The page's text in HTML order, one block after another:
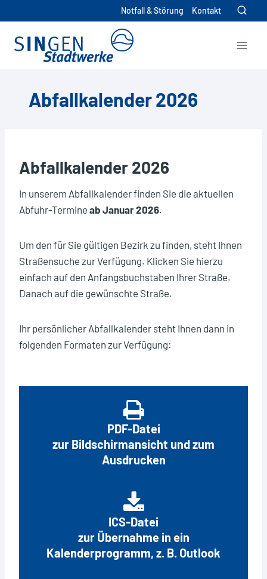
Inhalt
springen
Notfall & Störung Kontakt
Abfallkalender 2026
Abfallkalender 2026
In unserem Abfallkalender finden Sie die aktuellen
Abfuhr-Termine ab Januar 2026.
Um den für Sie gültigen Bezirk zu finden, steht Ihnen
Straßensuche zur Verfügung. Klicken Sie hierzu
einfach auf den Anfangsbuchstaben Ihrer Straße.
Danach auf die gewünschte Straße.
Ihr persönlicher Abfallkalender steht Ihnen dann in
folgenden Formaten zur Verfügung:
PDF-Datei
zur Bildschirmansicht und zum
Ausdrucken
ICS-Datei
zur Übernahme in ein
Kalenderprogramm, z. B. Outlook
Hier können Sie ihre individuelle
Format herunterladen.
Bitte wählen Sie die Abfallarten aus, die Sie
verwenden möchten.
Altpapier
Gelbe Tonne
Restmüllabfuhr (schwarzer Deckel) 14-tägig
Restmüllabfuhr (roter Deckel) alle 4 Wochen
Christbaumabfuhr
Wann ist der Wertstoffhof geschlossen